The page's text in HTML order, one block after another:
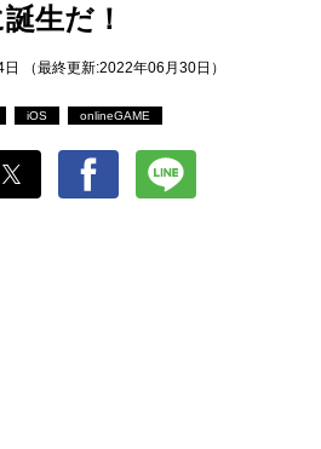
生だ！
（最終更新:2022年06月30日）
iOS onlineGAME